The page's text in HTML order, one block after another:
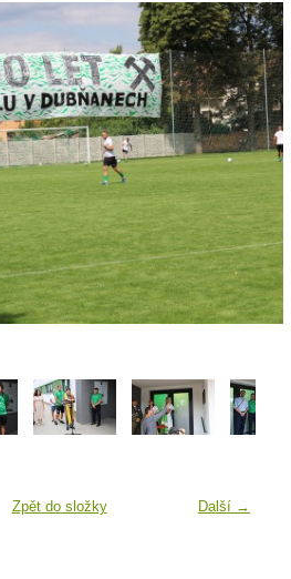
Další →
Zpět do složky